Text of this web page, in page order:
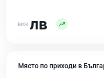
лв
Място по приходи в